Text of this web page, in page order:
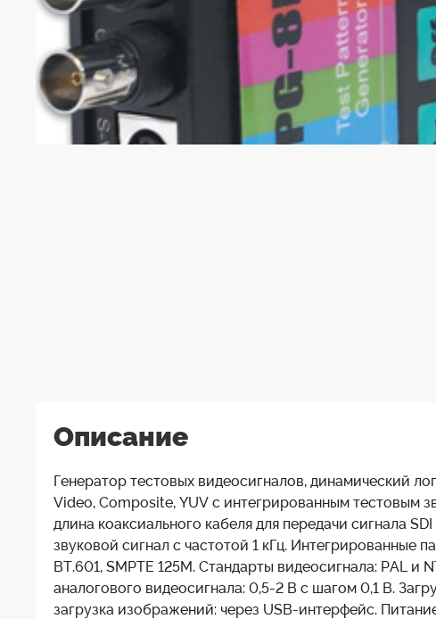
Описание
Генератор тестовых видеосигналов, динамический
Video, Composite, YUV с интегрированным тестовым
длина коаксиального кабеля для передачи сигнала
звуковой сигнал с частотой 1 кГц. Интегрированные
BT.601, SMPTE 125M. Стандарты видеосигнала: PAL
аналогового видеосигнала: 0,5-2 В с шагом 0,1 В.
загрузка изображений: через USB-интерфейс.